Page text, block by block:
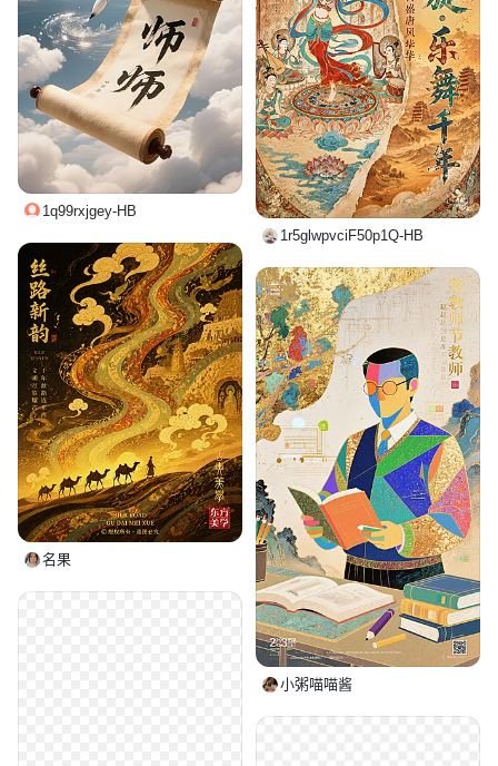
1q99rxjgey-HB
1r5glwpvciF50p1Q-HB
名果
小粥喵喵酱